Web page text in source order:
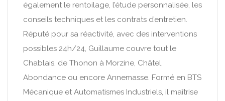
également le rentoilage, l’étude personnalisée, les
conseils techniques et les contrats d’entretien.
Réputé pour sa réactivité, avec des interventions
possibles 24h/24, Guillaume couvre tout le
Chablais, de Thonon à Morzine, Châtel,
Abondance ou encore Annemasse. Formé en BTS
Mécanique et Automatismes Industriels, il maîtrise